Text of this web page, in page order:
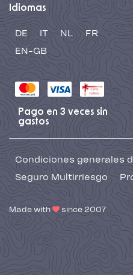
Idiomas
DE IT NL
FR
EN-GB
Pago en 3 veces sin
gastos
Condiciones generales
Seguro Multirriesgo
Made with since 2007